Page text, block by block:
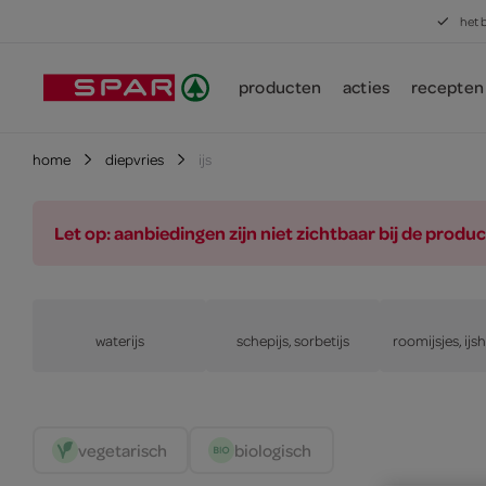
het
producten acties recepten
home diepvries ijs
Let op: aanbiedingen zijn niet zichtbaar bij de
waterijs schepijs, sorbetijs roomijsjes,
vegetarisch biologisch